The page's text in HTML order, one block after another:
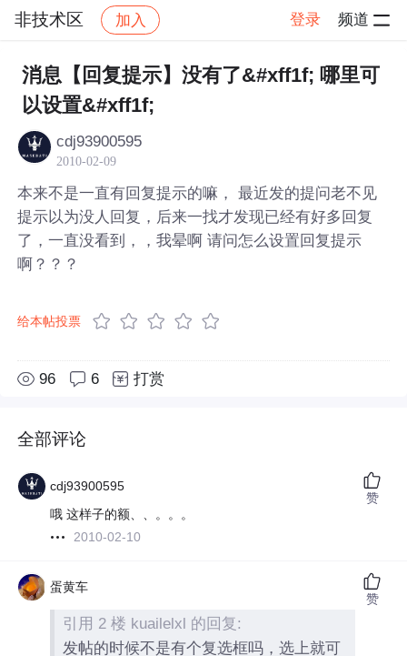
非技术区 加入 登录 频道
社区 非技术区 帖子详情
消息【回复提示】没有了&#xff1f; 哪里可
以设置&#xff1f;
cdj93900595
2010-02-09
本来不是一直有回复提示的嘛， 最近发的提问老不见
提示以为没人回复，后来一找才发现已经有好多回复
了，一直没看到，，我晕啊 请问怎么设置回复提示
啊？？？
给本帖投票
96 6 打赏
全部评论
cdj93900595
哦 这样子的额、、。。。
2010-02-10
赞
蛋黄车
引用 2 楼 kuailelxl 的回复:
发帖的时候不是有个复选框吗，选上就可
赞